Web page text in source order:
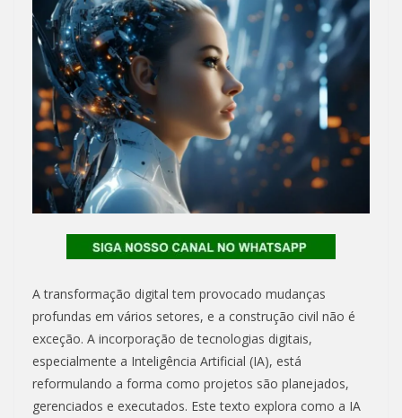
A transformação digital tem provocado mudanças
profundas em vários setores, e a construção civil não é
exceção. A incorporação de tecnologias digitais,
especialmente a Inteligência Artificial (IA), está
reformulando a forma como projetos são planejados,
gerenciados e executados. Este texto explora como a IA